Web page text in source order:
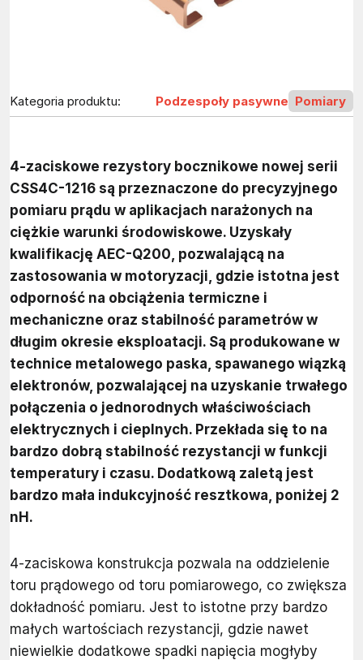
Kategoria produktu: Podzespoły pasywne Pomiary
4-zaciskowe rezystory bocznikowe nowej serii
CSS4C-1216 są przeznaczone do precyzyjnego
pomiaru prądu w aplikacjach narażonych na
ciężkie warunki środowiskowe. Uzyskały
kwalifikację AEC-Q200, pozwalającą na
zastosowania w motoryzacji, gdzie istotna jest
odporność na obciążenia termiczne i
mechaniczne oraz stabilność parametrów w
długim okresie eksploatacji. Są produkowane w
technice metalowego paska, spawanego wiązką
elektronów, pozwalającej na uzyskanie trwałego
połączenia o jednorodnych właściwościach
elektrycznych i cieplnych. Przekłada się to na
bardzo dobrą stabilność rezystancji w funkcji
temperatury i czasu. Dodatkową zaletą jest
bardzo mała indukcyjność resztkowa, poniżej 2
nH.
4-zaciskowa konstrukcja pozwala na oddzielenie
toru prądowego od toru pomiarowego, co zwiększa
dokładność pomiaru. Jest to istotne przy bardzo
małych wartościach rezystancji, gdzie nawet
niewielkie dodatkowe spadki napięcia mogłyby